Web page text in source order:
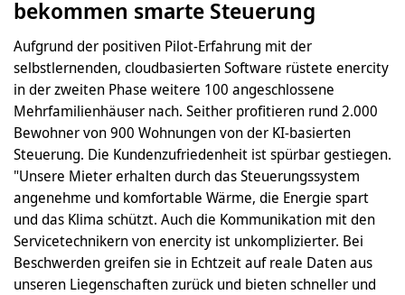
bekommen smarte Steuerung
Aufgrund der positiven Pilot-Erfahrung mit der
selbstlernenden, cloudbasierten Software rüstete enercity
in der zweiten Phase weitere 100 angeschlossene
Mehrfamilienhäuser nach. Seither profitieren rund 2.000
Bewohner von 900 Wohnungen von der KI-basierten
Steuerung. Die Kundenzufriedenheit ist spürbar gestiegen.
"Unsere Mieter erhalten durch das Steuerungssystem
angenehme und komfortable Wärme, die Energie spart
und das Klima schützt. Auch die Kommunikation mit den
Servicetechnikern von enercity ist unkomplizierter. Bei
Beschwerden greifen sie in Echtzeit auf reale Daten aus
unseren Liegenschaften zurück und bieten schneller und